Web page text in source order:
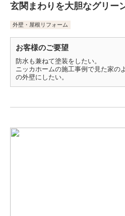
玄関まわりを大胆なグリー
外壁・屋根リフォーム
お客様のご要望
防水も兼ねて塗装をしたい。
ニッカホームの施工事例で見た家の
の外壁にしたい。